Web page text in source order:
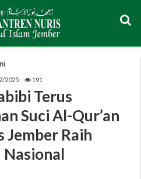
2025 191
Terus
Suci Al-Qur’an
Jember Raih
Nasional